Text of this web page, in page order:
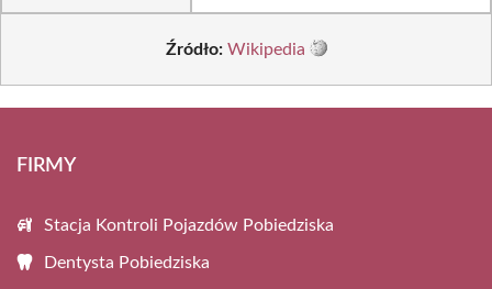
Źródło: Wikipedia
FIRMY
Stacja Kontroli Pojazdów Pobiedziska
Dentysta Pobiedziska